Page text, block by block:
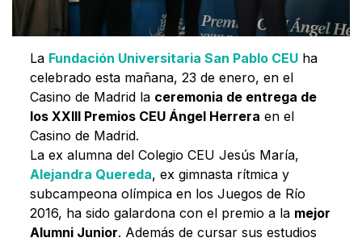
La Fundación Universitaria San Pablo CEUha
celebrado esta mañana, 23 de enero, en el
Casino de Madrid la ceremonia de entrega de
los XXIII Premios CEU Ángel Herrera en el
Casino de Madrid.
La ex alumna del Colegio CEU Jesús María,
Alejandra Quereda, ex gimnasta rítmica y
subcampeona olímpica en los Juegos de Río
2016, ha sido galardona con el premio a la mejor
Alumni Junior. Además de cursar sus estudios